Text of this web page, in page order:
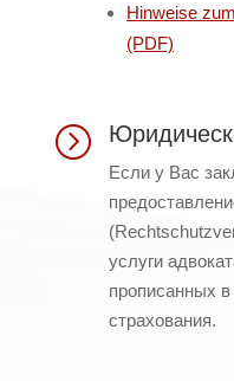
Hinweise
(PDF)
=
Если у Вас
услуги
прописанных
страхования.